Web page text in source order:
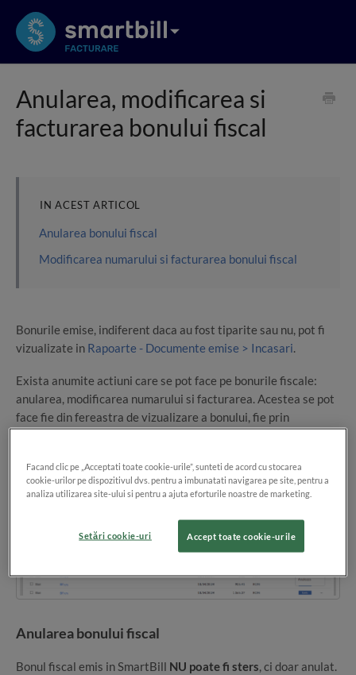
Anularea, modificarea si
facturarea bonului fiscal
IN ACEST ARTICOL
Anularea bonului fiscal
Modificarea numarului si facturarea bonului fiscal
Bonurile emise, indiferent daca au fost tiparite sau nu, pot fi
vizualizate in Rapoarte - Documente emise > Incasari
Exista anumite actiuni care se pot face pe bonurile fiscale:
anularea, modificarea numarului si facturarea. Acestea se pot
face fie din fereastra de vizualizare a bonului, fie prin
Anularea bonului fiscal
Bonul fiscal emis in SmartBill NU poate fi sters, ci doar anulat.
Facand clic pe „Acceptati toate cookie-urile”, sunteti de acord cu stocarea
cookie-urilor pe dispozitivul dvs. pentru a imbunatati navigarea pe site, pentru a
analiza utilizarea site-ului si pentru a ajuta eforturile noastre de marketing.
Accept toate cookie-urile
Setări cookie-uri